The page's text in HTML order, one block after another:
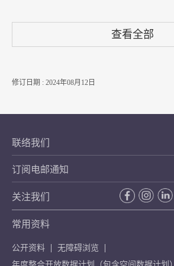
查看全部
修订日期 : 2024年08月12日
联络我们
订阅电邮通知
关注我们
常用资料
公开资料
无障碍浏览